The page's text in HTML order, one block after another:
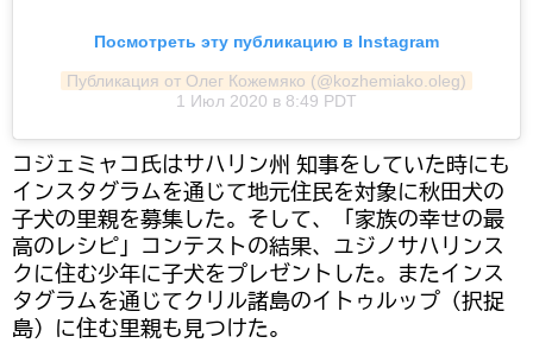
Посмотреть эту публикацию в Instagram
Публикация от Олег Кожемяко (@kozhemiako.oleg)
1 Июл 2020 в 8:49 PDT
コジェミャコ氏はサハリン州 知事をしていた時にも
インスタグラムを通じて地元住民を対象に秋田犬の
子犬の里親を募集した。そして、「家族の幸せの最
高のレシピ」コンテストの結果、ユジノサハリンス
クに住む少年に子犬をプレゼントした。またインス
タグラムを通じてクリル諸島のイトゥルップ（択捉
島）に住む里親も見つけた。